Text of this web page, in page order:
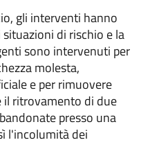
gli interventi hanno
di rischio e la
sono intervenuti per
molesta,
e per rimuovere
il ritrovamento di due
presso una
l'incolumità dei